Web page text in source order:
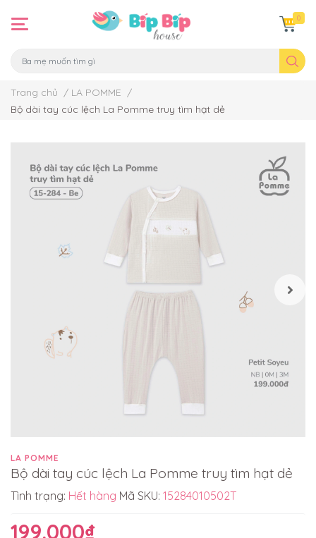
0
Trang chủ / LA POMME /
Bộ dài tay cúc lệch La Pomme truy tìm hạt dẻ
LA POMME
Bộ dài tay cúc lệch La Pomme truy tìm hạt dẻ
Tình trạng: Hết hàng Mã SKU: 15284010502T
199.000₫